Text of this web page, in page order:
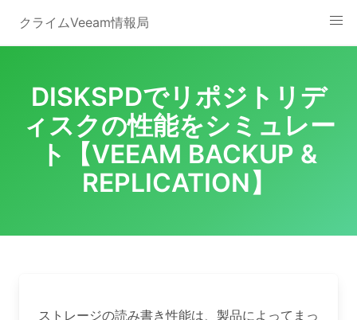
content
クライムVeeam情報局
DISKSPDでリポジトリデ
ィスクの性能をシミュレー
ト【VEEAM BACKUP &
REPLICATION】
ストレージの読み書き性能は、製品によってまっ